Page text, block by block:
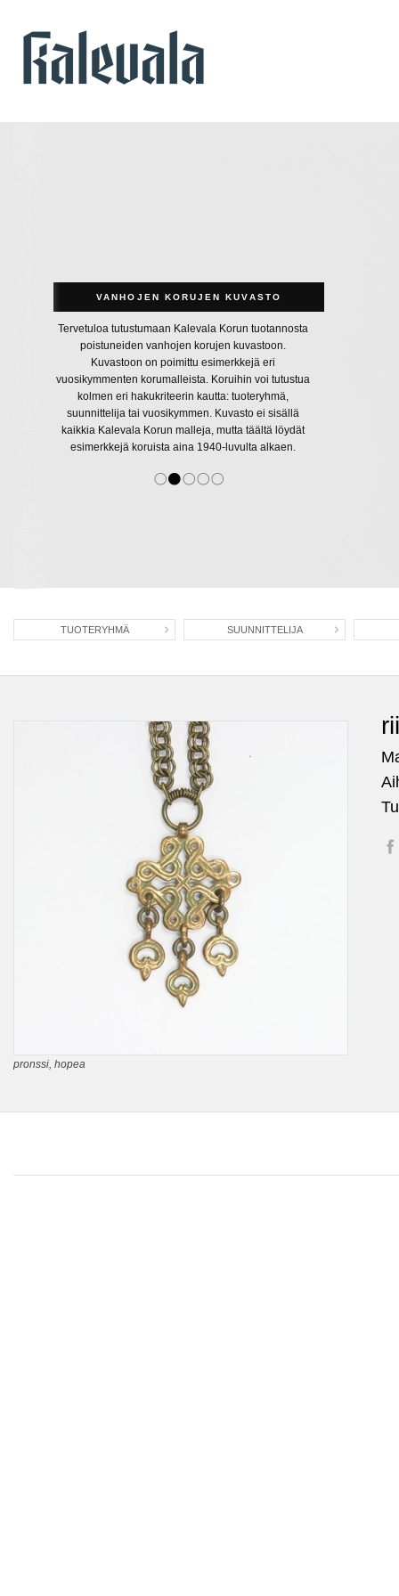
VANHOJEN KORUJEN KUVASTO
Tervetuloa tutustumaan Kalevala Korun tuotannosta
poistuneiden vanhojen korujen kuvastoon.
Kuvastoon on poimittu esimerkkejä eri
vuosikymmenten korumalleista. Koruihin voi tutustua
kolmen eri hakukriteerin kautta: tuoteryhmä,
suunnittelija tai vuosikymmen. Kuvasto ei sisällä
kaikkia Kalevala Korun malleja, mutta täältä löydät
esimerkkejä koruista aina 1940-luvulta alkaen.
TUOTERYHMÄ SUUNNITTELIJA
pronssi, hopea